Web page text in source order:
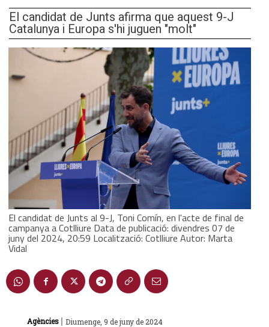
El candidat de Junts afirma que aquest 9-J
Catalunya i Europa s'hi juguen "molt"
El candidat de Junts al 9-J, Toni Comín, en l'acte de final de
campanya a Cotlliure Data de publicació: divendres 07 de
juny del 2024, 20:59 Localització: Cotlliure Autor: Marta
Vidal
Agències | Diumenge, 9 de juny de 2024